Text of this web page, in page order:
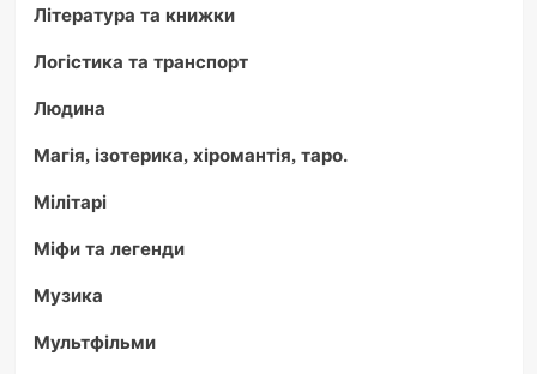
Література та книжки
Логістика та транспорт
Людина
Магія, ізотерика, хіромантія, таро.
Мілітарі
Міфи та легенди
Музика
Мультфільми